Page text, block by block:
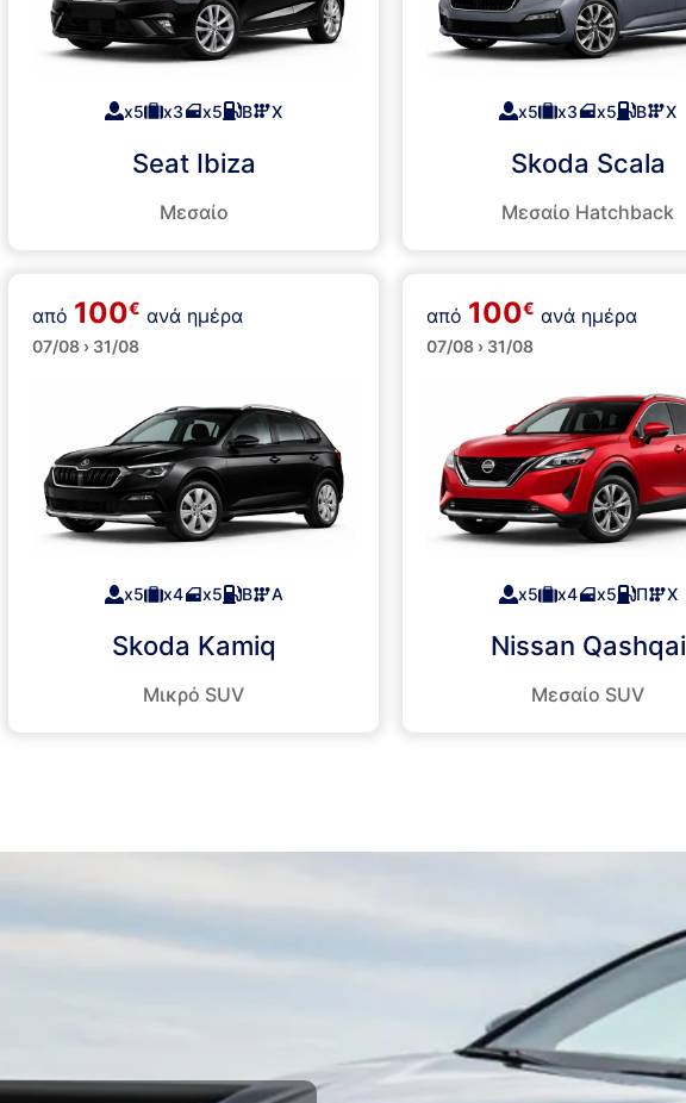
x5 x3 x5 Β Χ
Seat Ibiza
Μεσαίο
x5 x3 x5 Β Χ
Skoda Scala
Μεσαίο Hatchback
SUVs
από 100€ ανά ημέρα
07/08 › 31/08
x5 x4 x5 Β Α
Skoda Kamiq
Μικρό SUV
SUVs
από 100€ ανά ημέρα
07/08 › 31/08
x5 x4 x5 Π Χ
Nissan Qashqai
Μεσαίο SUV